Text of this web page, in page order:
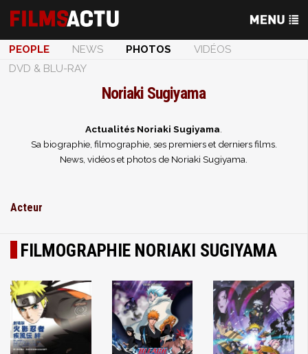
PEOPLE NEWS PHOTOS
VIDÉOS
DVD & BLU-RAY
Noriaki Sugiyama
Actualités Noriaki Sugiyama
Sa biographie, filmographie, ses premiers et derniers films.
News, vidéos et photos de Noriaki Sugiyama.
Acteur
FILMOGRAPHIE NORIAKI SUGIYAMA